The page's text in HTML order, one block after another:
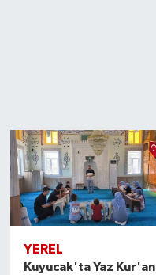
YEREL
Kuyucak'ta Yaz Kur'an